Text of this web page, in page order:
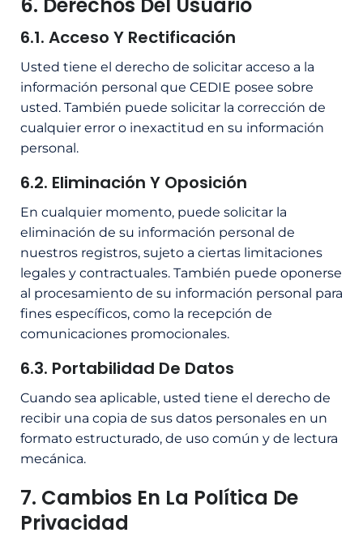
6.1. Acceso Y Rectificación
Usted tiene el derecho de solicitar acceso a la
información personal que CEDIE posee sobre
usted. También puede solicitar la corrección de
cualquier error o inexactitud en su información
personal.
6.2. Eliminación Y Oposición
En cualquier momento, puede solicitar la
eliminación de su información personal de
nuestros registros, sujeto a ciertas limitaciones
legales y contractuales. También puede oponerse
al procesamiento de su información personal para
fines específicos, como la recepción de
comunicaciones promocionales.
6.3. Portabilidad De Datos
Cuando sea aplicable, usted tiene el derecho de
recibir una copia de sus datos personales en un
formato estructurado, de uso común y de lectura
mecánica.
7. Cambios En La Política De
Privacidad